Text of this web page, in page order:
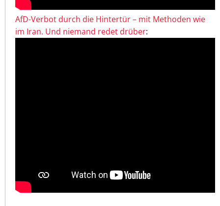
AfD-Verbot durch die Hintertür – mit Methoden wie
im Iran. Und niemand redet drüber: